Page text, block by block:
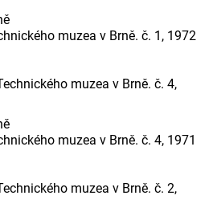
muzea v Brně. č. 1, 1972
muzea v Brně. č. 4, 1971